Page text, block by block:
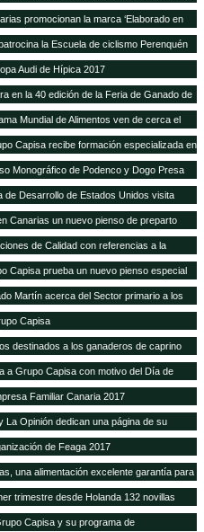
promocionan la marca ‘Elaborado en
la que participa Grupo Capisa
la Escuela de ciclismo Perenquén
Audi de Hípica 2017
en la 40 edición de la Feria de Ganado de
Mundial de Alimentos ven de cerca el
Capisa recibe formación especializada en
Monográfico de Podenco y Dogo Presa
de Desarrollo de Estados Unidos visita
Canarias un nuevo pienso de preparto
de Calidad con referencias a la
el auditor
Capisa prueba un nuevo pienso especial
Martín acerca del Sector primario a los
Capisa
destinados a los ganaderos de caprino
a Grupo Capisa con motivo del Día de
Familiar Canaria 2017
La Opinión dedican una página de su
a Grupo Capisa
de Feaga 2017
una alimentación excelente garantía para
trimestre desde Holanda 132 novillas
Capisa y su programa de